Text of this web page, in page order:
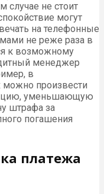
случае не стоит
могут
на телефонные
не реже раза в
к возможному
менеджер
в
можно произвести
уменьшающую
штрафа за
погашения
платежа